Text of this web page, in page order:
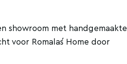
showroom met handgemaakte
voor Romala´s Home door